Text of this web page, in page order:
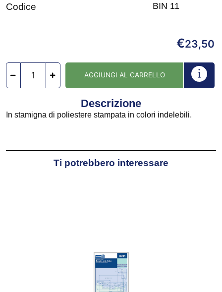
Codice BIN 11
€23,50
AGGIUNGI AL CARRELLO
Descrizione
In stamigna di poliestere stampata in colori indelebili.
Ti potrebbero interessare